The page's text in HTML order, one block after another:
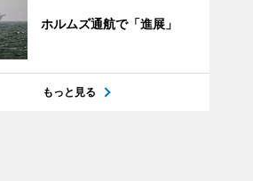
ホルムズ通航で「進展」
もっと見る